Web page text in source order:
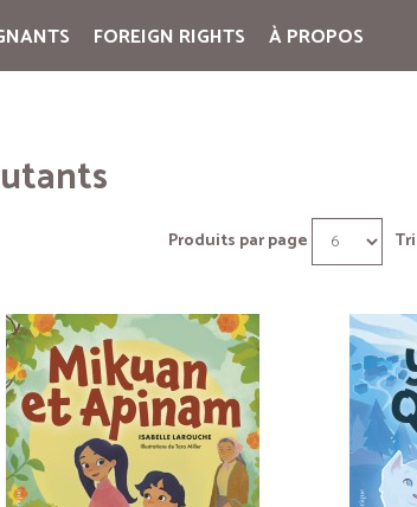
FOREIGN RIGHTS À PROPOS
Tri
Produits par page